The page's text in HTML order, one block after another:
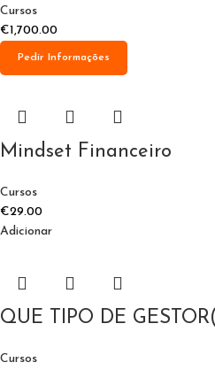
Cursos
€1,700.00
Pedir Informações
Mindset Financeiro
Cursos
€29.00
Adicionar
QUE TIPO DE
Cursos